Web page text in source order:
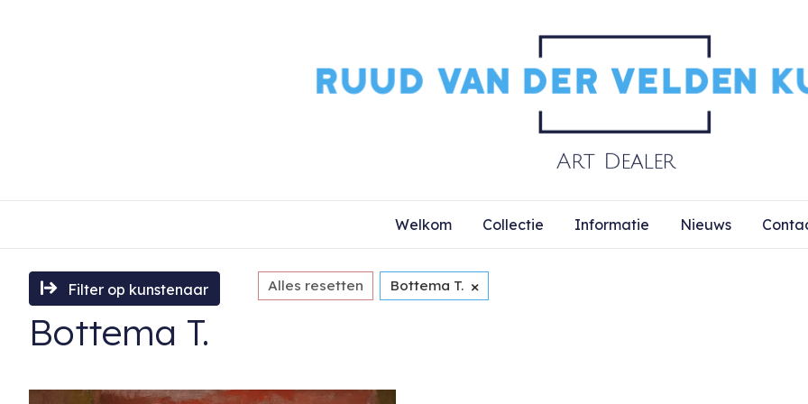
Welkom Collectie Informatie Nieuws
Filter op kunstenaar Alles resetten Bottema T. ×
Bottema T.